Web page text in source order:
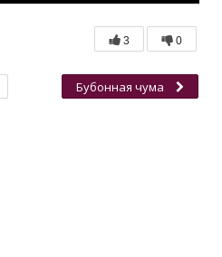
3 0
Бубонная чума